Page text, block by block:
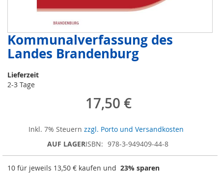
Kommunalverfassung des
Landes Brandenburg
Lieferzeit
2-3 Tage
17,50 €
Inkl. 7% Steuern zzgl. Porto und Versandkosten
AUF LAGERISBN 978-3-949409-44-8
10 für jeweils 13,50 € kaufen und 23% sparen
Zum
Anfang
der
springen